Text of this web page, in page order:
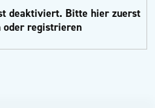
deaktiviert. Bitte hier zuerst
oder registrieren